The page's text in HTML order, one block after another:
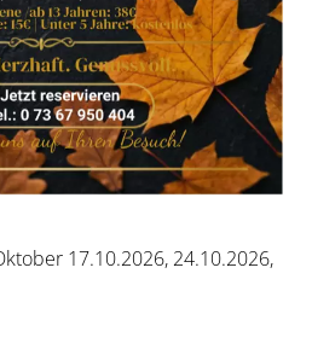
17.10.2026, 24.10.2026,